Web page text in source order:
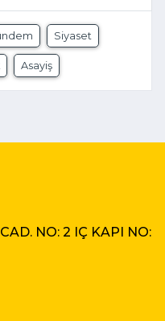
Siyaset
Asayiş
NO: 2 IÇ KAPI NO: